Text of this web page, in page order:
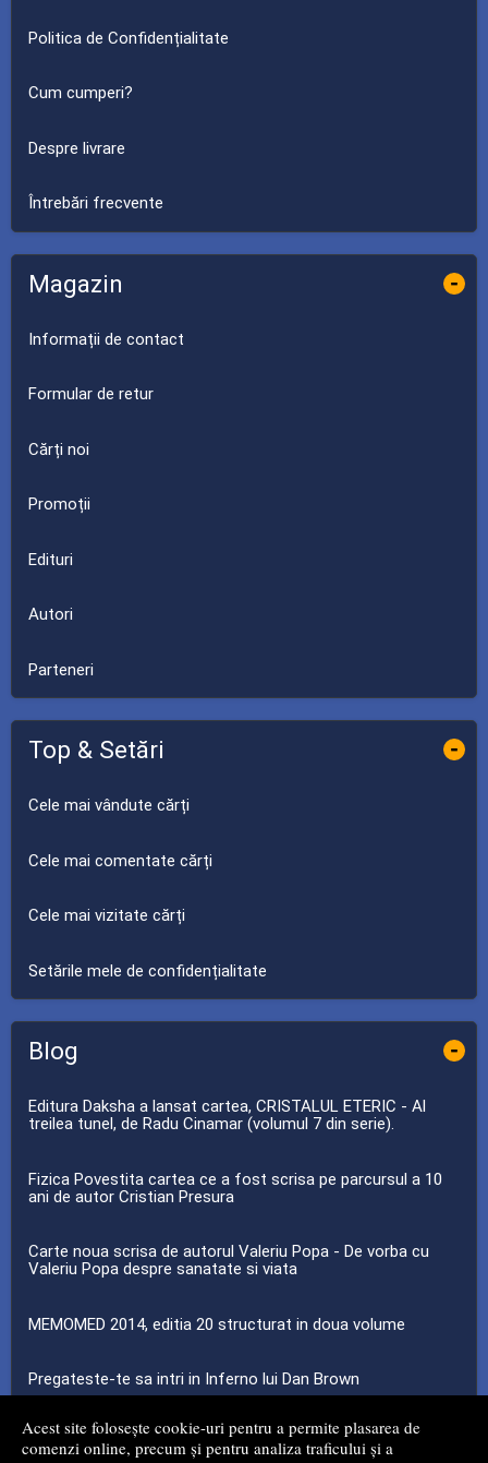
Acest site folosește cookie-uri pentru a permite plasarea de
comenzi online, precum și pentru analiza traficului și a
Politica de Confidențialitate
Cum cumperi?
Despre livrare
Întrebări frecvente
Magazin -
Informații de contact
Formular de retur
Cărți noi
Promoții
Edituri
Autori
Parteneri
Top & Setări -
Cele mai vândute cărți
Cele mai comentate cărți
Cele mai vizitate cărți
Setările mele de confidențialitate
Blog -
Editura Daksha a lansat cartea, CRISTALUL ETERIC - Al
treilea tunel, de Radu Cinamar (volumul 7 din serie).
Fizica Povestita cartea ce a fost scrisa pe parcursul a 10
ani de autor Cristian Presura
Carte noua scrisa de autorul Valeriu Popa - De vorba cu
Valeriu Popa despre sanatate si viata
MEMOMED 2014, editia 20 structurat in doua volume
Pregateste-te sa intri in Inferno lui Dan Brown
...toate știrile